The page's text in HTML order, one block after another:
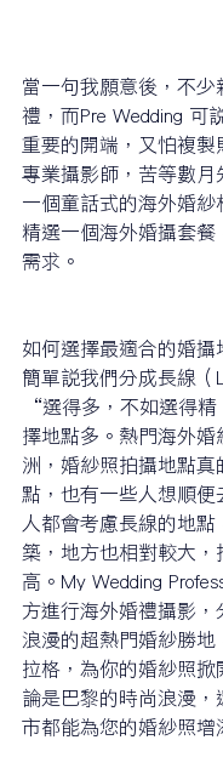
當一句我願意後，不
禮，而Pre Wedding 可
重要的開端，又怕複製
專業攝影師，苦等數月
一個童話式的海外婚紗
精選一個海外婚攝套餐
需求。
如何選擇最適合的婚攝
簡單說我們分成長線（
“選得多，不如選得
擇地點多。熱門海外
洲，婚紗照拍攝地點
點，也有一些人想順
人都會考慮長線的地
築，地方也相對較大
高。My Wedding
方進行海外婚禮攝影，
浪漫的超熱門婚紗勝
拉格，為你的婚紗照
論是巴黎的時尚浪漫
市都能為您的婚紗照增